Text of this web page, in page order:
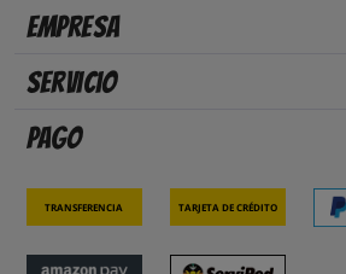
Empresa
Servicio
Pago
Transferencia Tarjeta de crédito